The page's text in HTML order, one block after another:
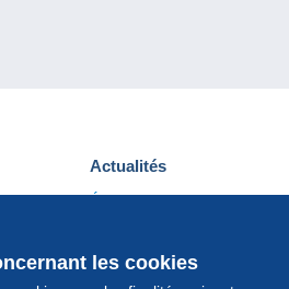
les cookies
Actualités
Événements Delcampe